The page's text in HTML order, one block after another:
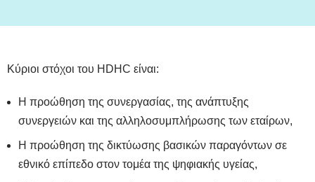
Κύριοι στόχοι του HDHC είναι:
Η προώθηση της συνεργασίας, της ανάπτυξης
συνεργειών και της αλληλοσυμπλήρωσης των εταίρων,
Η προώθηση της δικτύωσης βασικών παραγόντων σε
εθνικό επίπεδο στον τομέα της ψηφιακής υγείας,